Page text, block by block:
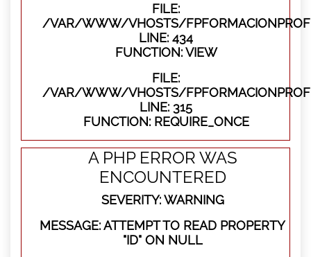
FILE:
/VAR/WWW/VHOSTS/
LINE: 434
FUNCTION: VIEW
FILE:
/VAR/WWW/VHOSTS/
LINE: 315
FUNCTION: REQUIRE_ONCE
A PHP ERROR WAS
ENCOUNTERED
SEVERITY: WARNING
MESSAGE: ATTEMPT TO READ PROPERTY
"ID" ON NULL